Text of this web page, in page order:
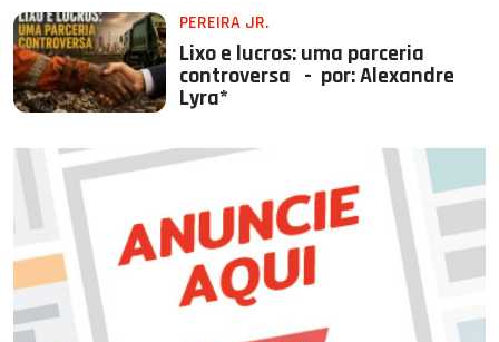
PEREIRA JR.
Lixo e lucros: uma parceria
controversa - por: Alexandre
Lyra*